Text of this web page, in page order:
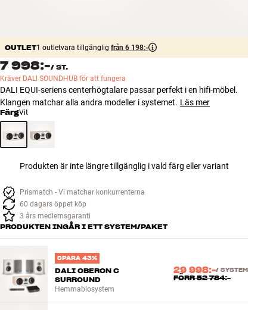
Kundtjänst
Bygg med ljud
Företag
OUTLET1 outletvara tillgänglig från 6 198:-
7 998:-/ ST.
Kräver DALI SOUNDHUB för att fungera
DALI EQUI-seriens centerhögtalare passar perfekt i en hifi-möbel.
Klangen matchar alla andra modeller i systemet. Läs mer
FärgVit
Produkten är inte längre tillgänglig i vald färg eller variant
Prismatch - Vi matchar konkurrenterna
60 dagars öppet köp
3 års medlemsgaranti
PRODUKTEN INGÅR I ETT SYSTEM/PAKET
SPARA 43%
DALI OBERON C
SURROUND
Hemmabiosystem
29 998:-/ SYSTEM
FÖRR52 784:-